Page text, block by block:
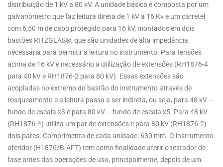
distribuição de 1 kV a 80 kV. A unidade básica é composta por um
galvanômetro que faz leitura direta de 1 kV a 16 Kv e um carretel
com 6,50 m de cabo protegido para 16 kV, montados em dois
bastões RITZGLAS®, que são unidades de alta impedância
necessária para permitir a leitura no instrumento. Para tensões
acima de 16 kV é necessário a utilização de extensões (RH1876-4
para 48 kV e RH1876-2 para 80 kV). Essas extensões são
acopladas no extremo do bastão do instrumento através de
rosqueamento e a leitura passa a ser indireta, ou seja, para 48 kV –
fundo de escala x3 e para 80 kV – fundo de escala x5. Para 48 kV
(RH1876-4) utiliza um par de extensões e para 80 kV (RH1876-2)
dois pares. Comprimento de cada unidade: 630 mm. O instrumento
aferidor (H1876/B-AFT) tem como finalidade aferir o testador de
fase antes das operações de uso, principalmente, depois de um